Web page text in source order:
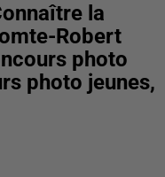
la
Robert
photo
photo jeunes,